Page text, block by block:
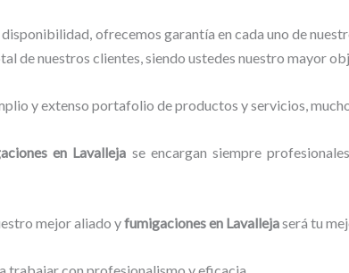
ofrecemos garantía en cada uno de
de nuestros clientes, siendo ustedes nuestro mayor
y extenso portafolio de productos y servicios,
en Lavalleja se encargan siempre
mejor aliado yfumigacionesen Lavallejaserá tu